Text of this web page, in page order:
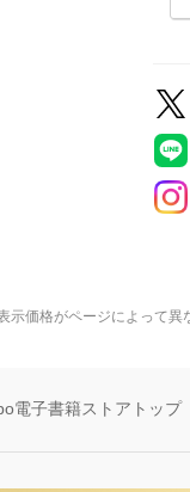
価格がページによって
電子書籍ストアトップ